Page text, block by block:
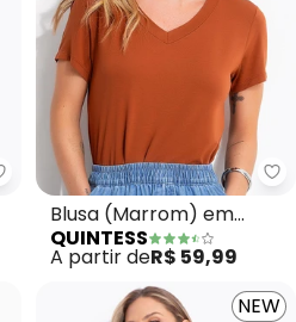
- Blusa (Marrom) em
Blusa (Marrom) em
Malha de Viscose
QUINTESS
A partir deR$ 59,99
NEW